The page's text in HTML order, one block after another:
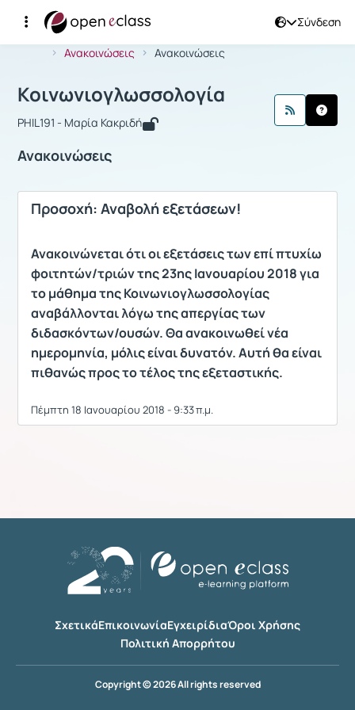
Σύνδεση
Αρχική Σελίδα
Ανακοινώσεις
Ανακοινώσεις
Μάθημα : Κοινωνιογλωσσολογία
Κοινωνιογλωσσολογία
PHIL191 - Μαρία Κακριδή
Ανακοινώσεις
Προσοχή: Αναβολή εξετάσεων!
Ανακοινώνεται ότι οι εξετάσεις των επί πτυχίω
φοιτητών/τριών της 23ης Ιανουαρίου 2018 για
το μάθημα της Κοινωνιογλωσσολογίας
αναβάλλονται λόγω της απεργίας των
διδασκόντων/ουσών. Θα ανακοινωθεί νέα
ημερομηνία, μόλις είναι δυνατόν. Αυτή θα είναι
πιθανώς προς το τέλος της εξεταστικής.
Πέμπτη 18 Ιανουαρίου 2018 - 9:33 π.μ.
ΣχετικάΕπικοινωνίαΕγχειρίδιαΌροι Χρήσης
Πολιτική Απορρήτου
Copyright © 2026 All rights reserved